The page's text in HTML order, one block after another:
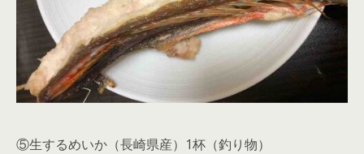
⑤生するめいか（長崎県産）1杯（釣り物）